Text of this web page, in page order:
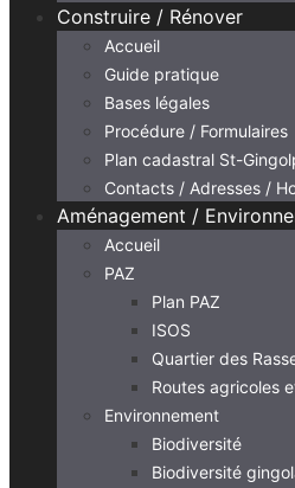
Construire / Rénover
Accueil
Guide pratique
Bases légales
Procédure / Formulaires
Plan cadastral St-
Contacts / Adresses /
Aménagement /
Accueil
PAZ
Plan PAZ
ISOS
Quartier des
Routes agricoles
Environnement
Biodiversité
Biodiversité